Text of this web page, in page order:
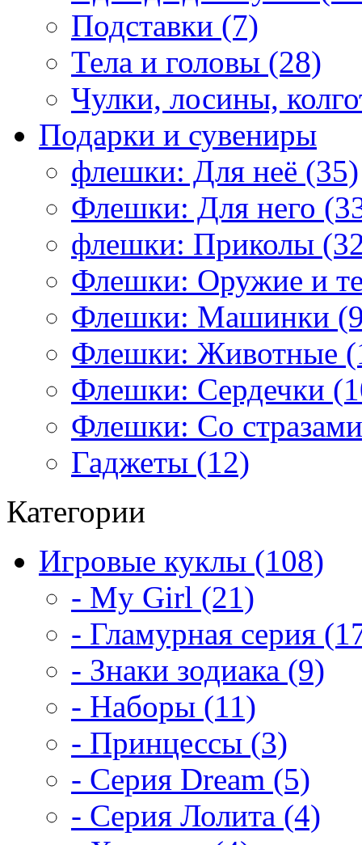
Подставки (7)
Тела и головы (28)
Чулки, лосины,
Подарки и сувениры
флешки: Для неё (35)
Флешки: Для него
флешки: Приколы
Флешки: Оружие и
Флешки: Машинки
Флешки: Животные
Флешки: Сердечки
Флешки: Со
Гаджеты (12)
Категории
Игровые куклы (108)
- My Girl (21)
- Гламурная серия
- Знаки зодиака (9)
- Наборы (11)
- Принцессы (3)
- Серия Dream (5)
- Серия Лолита (4)